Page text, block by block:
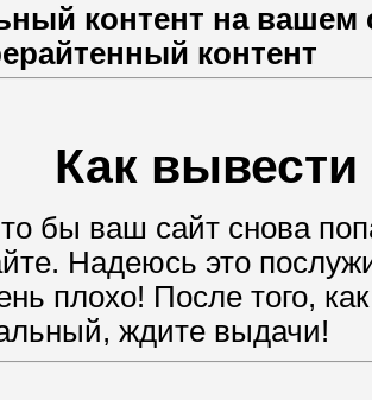
контент на вашем
контент
Как
бы ваш сайт снова
Надеюсь это
плохо! После того,
ждите выдачи!